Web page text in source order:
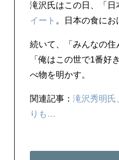
滝沢氏はこの日、「
イート
。日本の食に
続いて、「みんなの住
「俺はこの世で1番好
べ物を明かす。
関連記事：滝沢秀明
りも…